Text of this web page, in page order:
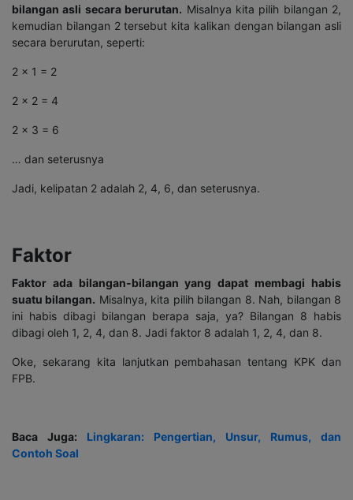
bilangan asli secara berurutan. Misalnya kita pilih bilangan 2,
kemudian bilangan 2 tersebut kita kalikan dengan bilangan asli
secara berurutan, seperti:
2 x 1 = 2
2 x 2 = 4
2 x 3 = 6
… dan seterusnya
Jadi, kelipatan 2 adalah 2, 4, 6, dan seterusnya.
Faktor
Faktor ada bilangan-bilangan yang dapat membagi habis
suatu bilangan. Misalnya, kita pilih bilangan 8. Nah, bilangan 8
ini habis dibagi bilangan berapa saja, ya? Bilangan 8 habis
dibagi oleh 1, 2, 4, dan 8. Jadi faktor 8 adalah 1, 2, 4, dan 8.
Oke, sekarang kita lanjutkan pembahasan tentang KPK dan
FPB.
Baca Juga: Lingkaran: Pengertian, Unsur, Rumus, dan
Contoh Soal